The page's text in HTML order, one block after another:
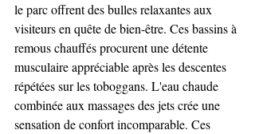
le parc offrent des bulles relaxantes aux
visiteurs en quête de bien-être. Ces bassins à
remous chauffés procurent une détente
musculaire appréciable après les descentes
répétées sur les toboggans. L'eau chaude
combinée aux massages des jets crée une
sensation de confort incomparable. Ces